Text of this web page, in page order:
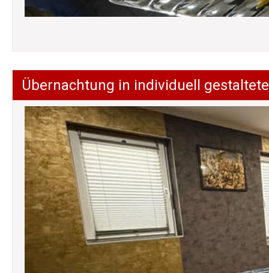
Übernachtung in individuell